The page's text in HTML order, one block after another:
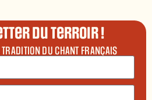
du terroir !
DU CHANT FRANÇAIS